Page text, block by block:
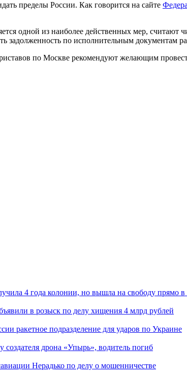
пределы России. Как говорится на сайте
одной из наиболее действенных мер,
задолженность по исполнительным документам
по Москве рекомендуют желающим
4 года колонии, но вышла на свободу прямо в
в розыск по делу хищения 4 млрд рублей
ракетное подразделение для ударов по Украине
дрона «Упырь», водитель погиб
Нерадько по делу о мошенничестве